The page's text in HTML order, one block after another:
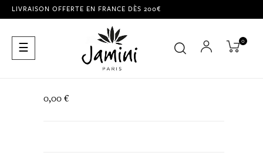
LIVRAISON OFFERTE EN FRANCE DÈS 200€
Basculer
la
☰ 0
0,00 €